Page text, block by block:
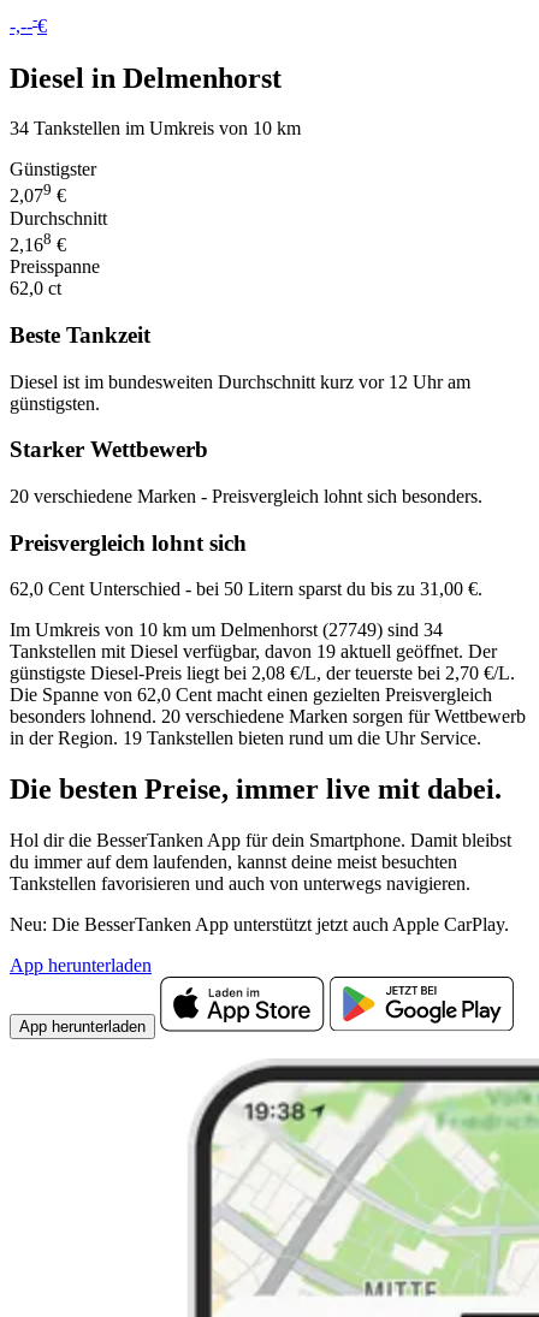
-,---€
Diesel in Delmenhorst
34 Tankstellen im Umkreis von 10 km
Günstigster
2,079 €
Durchschnitt
2,168 €
Preisspanne
62,0 ct
Beste Tankzeit
Diesel ist im bundesweiten Durchschnitt kurz vor 12 Uhr am
günstigsten.
Starker Wettbewerb
20 verschiedene Marken - Preisvergleich lohnt sich besonders.
Preisvergleich lohnt sich
62,0 Cent Unterschied - bei 50 Litern sparst du bis zu 31,00 €.
Im Umkreis von 10 km um Delmenhorst (27749) sind 34
Tankstellen mit Diesel verfügbar, davon 19 aktuell geöffnet. Der
günstigste Diesel-Preis liegt bei 2,08 €/L, der teuerste bei 2,70 €/L.
Die Spanne von 62,0 Cent macht einen gezielten Preisvergleich
besonders lohnend. 20 verschiedene Marken sorgen für Wettbewerb
in der Region. 19 Tankstellen bieten rund um die Uhr Service.
Die besten Preise, immer live mit dabei.
Hol dir die BesserTanken App für dein Smartphone. Damit bleibst
du immer auf dem laufenden, kannst deine meist besuchten
Tankstellen favorisieren und auch von unterwegs navigieren.
Neu: Die BesserTanken App unterstützt jetzt auch Apple CarPlay.
App herunterladen
App herunterladen